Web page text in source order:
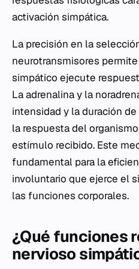
activación simpática.
La precisión en la
neurotransmisores
simpático ejecute
La adrenalina y la
intensidad y la duración
la respuesta del
estímulo recibido. Este
fundamental para la
involuntario que ejerce el
las funciones corporales.
¿Qué funciones
nervioso